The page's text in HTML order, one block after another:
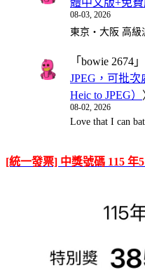
體中文版+免費
08-03, 2026
東京・大阪 高
「 bowie 2674
JPEG，可批次
Heic to JPEG）
08-02, 2026
Love that I can
[統一發票] 中獎號碼 115 年5